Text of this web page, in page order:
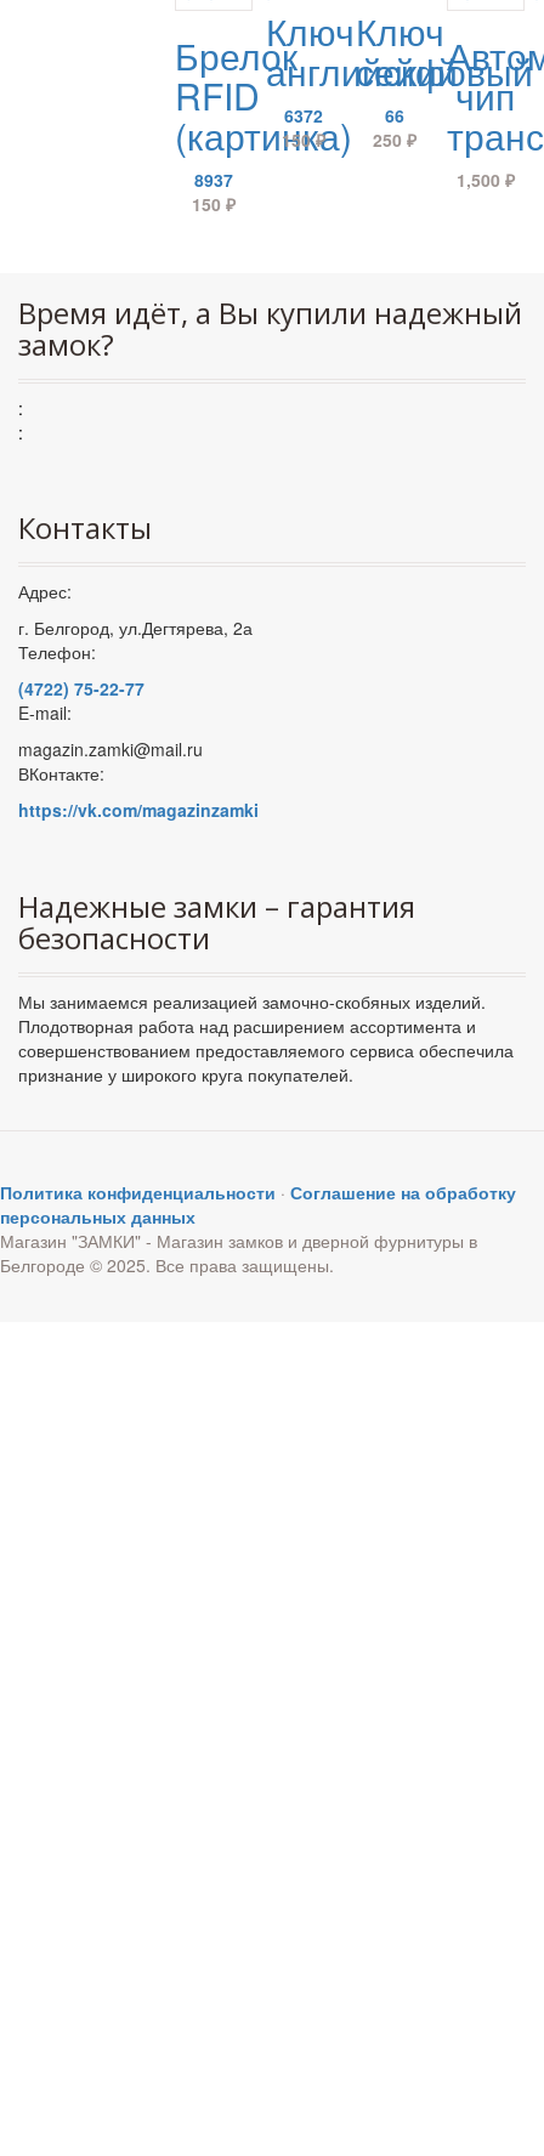
Брелок
RFID
(картинка)
8937
150 ₽
Ключ
английский
6372
150₽
Ключ
сейфовый
66
250₽
чип
1,500 ₽
Время идёт, а Вы купили надежный
замок?
:
:
Контакты
Адрес:
г. Белгород, ул.Дегтярева, 2а
Телефон:
(4722) 75-22-77
E-mail:
magazin.zamki@mail.ru
ВКонтакте:
https://vk.com/magazinzamki
Надежные замки – гарантия
безопасности
Мы занимаемся реализацией замочно-скобяных изделий.
Плодотворная работа над расширением ассортимента и
совершенствованием предоставляемого сервиса обеспечила
признание у широкого круга покупателей.
Политика конфиденциальности · Соглашение на обработку
персональных данных
Магазин "ЗАМКИ" - Магазин замков и дверной фурнитуры в
Белгороде © 2025. Все права защищены.